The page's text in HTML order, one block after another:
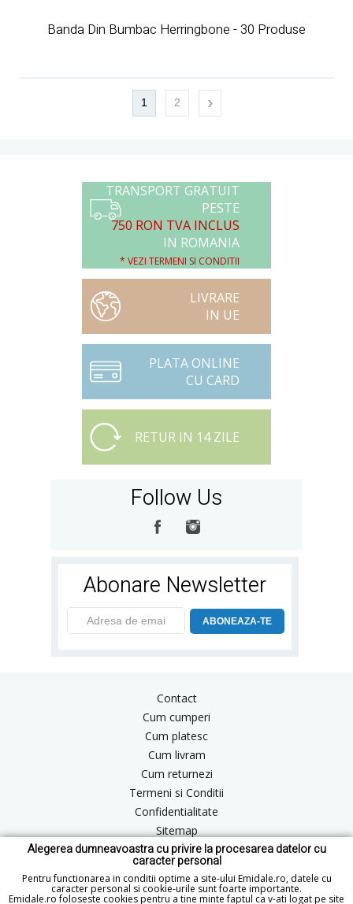
Alegerea dumneavoastra cu privire la procesarea datelor cu
caracter personal
Pentru functionarea in conditii optime a site-ului Emidale.ro, datele cu
caracter personal si cookie-urile sunt foarte importante.
Emidale.ro foloseste cookies pentru a tine minte faptul ca v-ati logat pe site
Banda Din Bumbac Herringbone - 30 Produse
1 2 ›
TRANSPORT GRATUIT
PESTE
750 RON TVA INCLUS
IN ROMANIA
* VEZI TERMENI SI CONDITII
LIVRARE
IN UE
PLATA ONLINE
CU CARD
RETUR IN 14 ZILE
Follow Us
Abonare Newsletter
ABONEAZA-TE
Contact
Cum cumperi
Cum platesc
Cum livram
Cum returnezi
Termeni si Conditii
Confidentialitate
Sitemap
Blog
ANPC